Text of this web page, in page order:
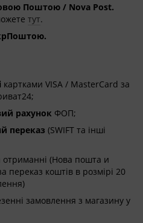
Поштою / Nova Post.
тут.
картками VISA / MasterCard за
рахунок ФОП;
переказ (SWIFT та інші
(Нова пошта и
переказ коштів в розмірі 20
замовлення з магазину у